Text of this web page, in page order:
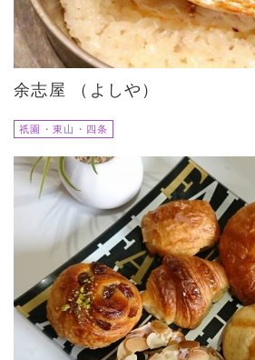
余志屋 （よしや）
祇園・東山・四条